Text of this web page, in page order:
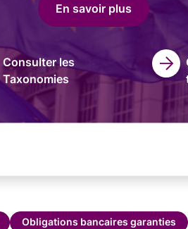
En savoir plus
Consulter les
Taxonomies
Obligations bancaires garanties